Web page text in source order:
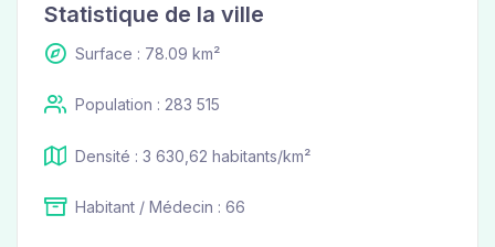
Statistique de la ville
Surface : 78.09 km²
Population : 283 515
Densité : 3 630,62 habitants/km²
Habitant / Médecin : 66